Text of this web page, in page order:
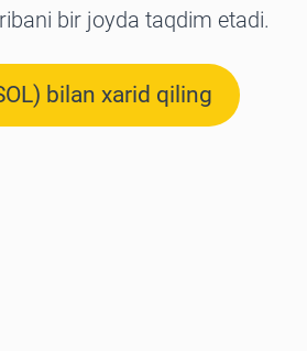
bir joyda taqdim etadi.
bilan xarid qiling